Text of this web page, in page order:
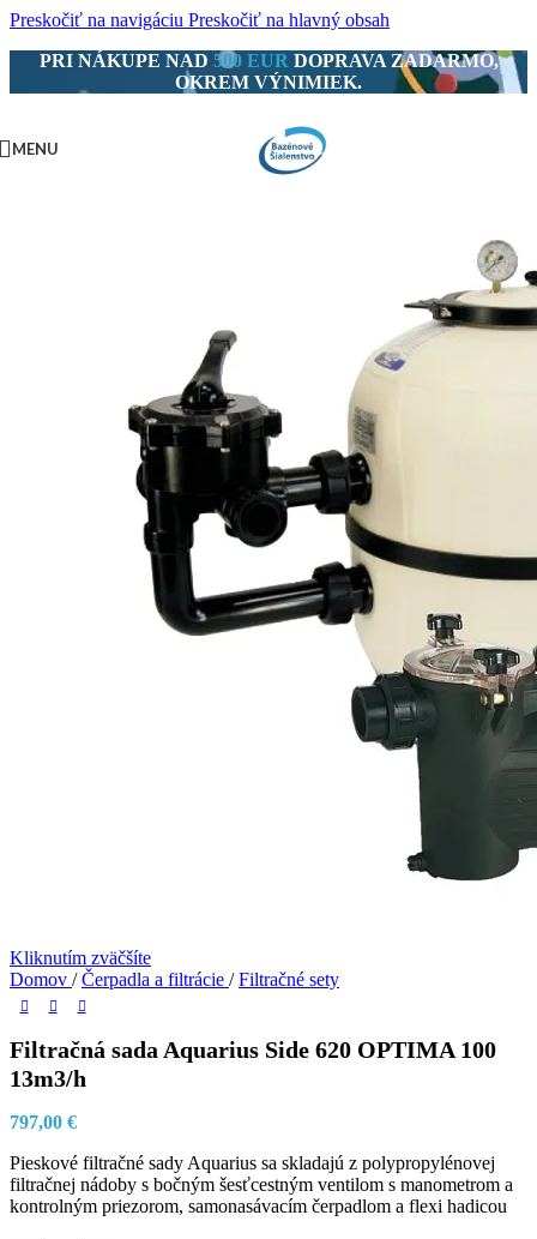
Preskočiť na navigáciu Preskočiť na hlavný obsah
PRI NÁKUPE NAD 500 EUR DOPRAVA ZADARMO,
OKREM VÝNIMIEK.
MENU
Kliknutím zväčšíte
Domov / Čerpadla a filtrácie / Filtračné sety
Filtračná sada Aquarius Side 620 OPTIMA 100
13m3/h
797,00 €
Pieskové filtračné sady Aquarius sa skladajú z polypropylénovej
filtračnej nádoby s bočným šesťcestným ventilom s manometrom a
kontrolným priezorom, samonasávacím čerpadlom a flexi hadicou